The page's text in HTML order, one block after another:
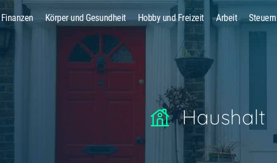
Finanzen Körper und Gesundheit Hobby und Freizeit Arbeit Steuern
Suche
Haushalt